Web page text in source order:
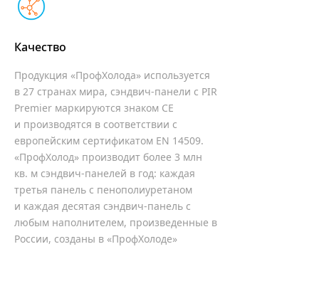
Качество
Продукция «ПрофХолода» используется
в 27 странах мира, сэндвич-панели c PIR
Premier маркируются знаком СЕ
и производятся в соответствии с
европейским сертификатом EN 14509.
«ПрофХолод» производит более 3 млн
кв. м сэндвич-панелей в год: каждая
третья панель с пенополиуретаном
и каждая десятая сэндвич-панель с
любым наполнителем, произведенные в
России, созданы в «ПрофХолоде»